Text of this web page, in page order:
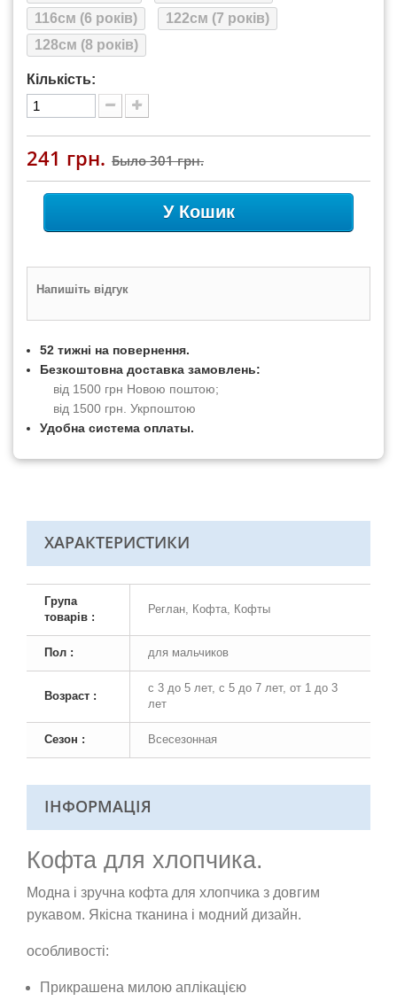
116см (6 років)
122см (7 років)
128см (8 років)
Кількість:
241 грн. Было301 грн.
У Кошик
Напишіть відгук
52 тижні на повернення.
Безкоштовна доставка замовлень:
від 1500 грн Новою поштою;
від 1500 грн. Укрпоштою
Удобна система оплаты.
ХАРАКТЕРИСТИКИ
Група
товарів :
Реглан, Кофта, Кофты
Пол : для мальчиков
Возраст :
с 3 до 5 лет, с 5 до 7 лет, от 1 до 3
лет
Сезон : Всесезонная
ІНФОРМАЦІЯ
Кофта для хлопчика.
Модна і зручна кофта для хлопчика з довгим
рукавом. Якісна тканина і модний дизайн.
особливості:
Прикрашена милою аплікацією